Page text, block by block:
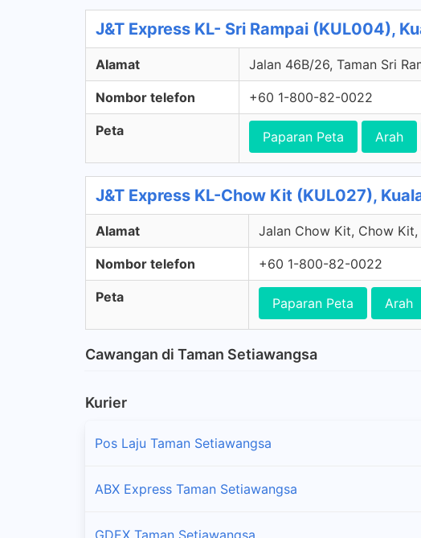
J&T Express KL- Sri Rampai (KUL004),
Alamat Jalan 46B/26, Taman Sri
Nombor telefon +60 1-800-82-0022
Peta Paparan Peta Arah
J&T Express KL-Chow Kit (KUL027),
Alamat Jalan Chow Kit, Chow Kit,
Nombor telefon +60 1-800-82-0022
Peta Paparan Peta Arah
Cawangan di Taman Setiawangsa
Kurier
Pos Laju Taman Setiawangsa
ABX Express Taman Setiawangsa
GDEX Taman Setiawangsa